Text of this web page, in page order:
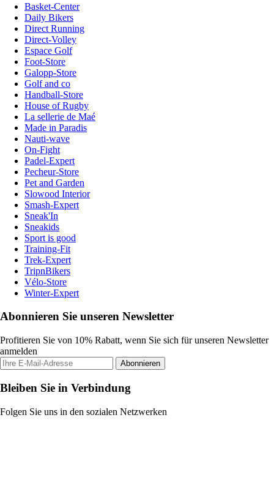
Basket-Center
Daily Bikers
Direct Running
Direct-Volley
Espace Golf
Foot-Store
Galopp-Store
Golf and co
Handball-Store
House of Rugby
La sellerie de Maé
Made in Paradis
Nauti-wave
On-Fight
Padel-Expert
Pecheur-Store
Pet and Garden
Slowood Interior
Smash-Expert
Sneak'In
Sneakids
Sport is good
Training-Fit
Trek-Expert
TripnBikers
Vélo-Store
Winter-Expert
Abonnieren Sie unseren Newsletter
Profitieren Sie von 10% Rabatt, wenn Sie sich für unseren Newsletter
anmelden
Abonnieren
Bleiben Sie in Verbindung
Folgen Sie uns in den sozialen Netzwerken